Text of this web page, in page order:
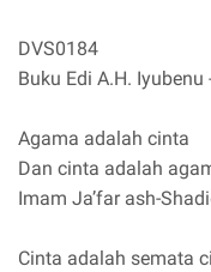
DVS0184
Buku Edi A.H.
Agama adalah cinta
Dan cinta adalah
Imam Ja’far ash-
Cinta adalah semata